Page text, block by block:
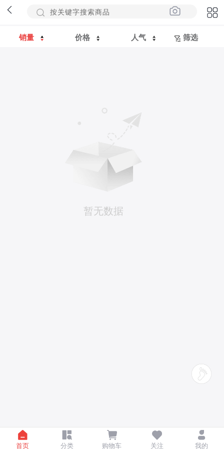
销量 价格 人气 筛选
暂无数据
首页 分类 购物车 关注 我的